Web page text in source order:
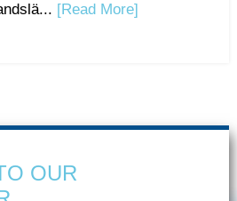
[Read More]
OUR